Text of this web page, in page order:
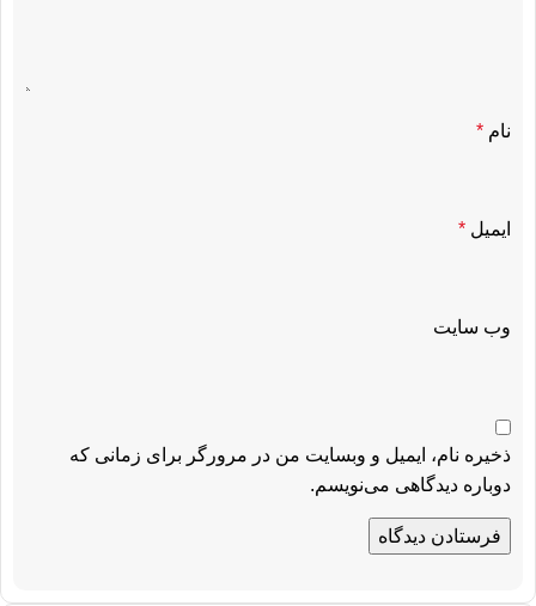
نام *
ایمیل *
وب‌ سایت
ذخیره نام، ایمیل و وبسایت من در مرورگر برای زمانی که
دوباره دیدگاهی می‌نویسم.